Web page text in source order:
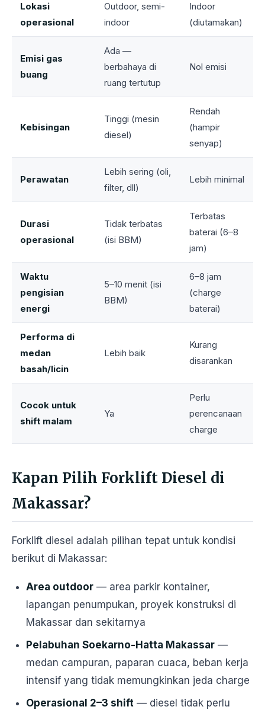
Lokasi
operasional
Outdoor, semi-
indoor
Indoor
(diutamakan)
Emisi gas
buang
Ada —
berbahaya di
ruang tertutup
Nol emisi
Kebisingan
Tinggi (mesin
diesel)
Rendah
(hampir
senyap)
Perawatan
Lebih sering (oli,
filter, dll)
Lebih minimal
Durasi
operasional
Tidak terbatas
(isi BBM)
Terbatas
baterai (6–8
jam)
Waktu
pengisian
energi
5–10 menit (isi
BBM)
6–8 jam
(charge
baterai)
Performa di
medan
basah/licin
Lebih baik
Kurang
disarankan
Cocok untuk
shift malam
Ya
Perlu
perencanaan
charge
Kapan Pilih Forklift Diesel di
Makassar?
Forklift diesel adalah pilihan tepat untuk kondisi
berikut di Makassar:
Area outdoor — area parkir kontainer,
lapangan penumpukan, proyek konstruksi di
Makassar dan sekitarnya
Pelabuhan Soekarno-Hatta Makassar —
medan campuran, paparan cuaca, beban kerja
intensif yang tidak memungkinkan jeda charge
Operasional 2–3 shift — diesel tidak perlu